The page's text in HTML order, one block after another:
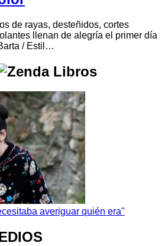
de rayas, desteñidos, cortes
llenan de alegría el primer día
/ Estil…
averiguar quién era"